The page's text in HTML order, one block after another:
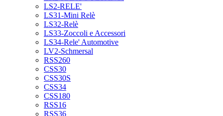
LS2-RELE'
LS31-Mini Relè
LS32-Relè
LS33-Zoccoli e Accessori
LS34-Rele' Automotive
LV2-Schmersal
RSS260
CSS30
CSS30S
CSS34
CSS180
RSS16
RSS36